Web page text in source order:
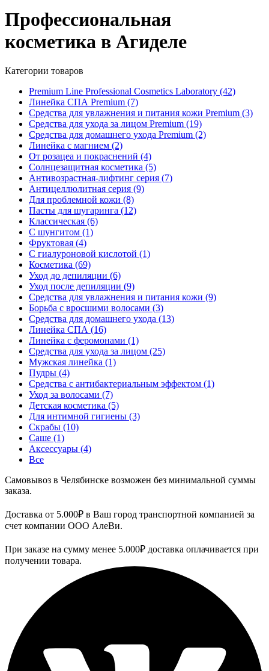
Профессиональная
косметика в Агиделе
Категории товаров
Premium Line Professional Cosmetics Laboratory (42)
Линейка СПА Premium (7)
Средства для увлажнения и питания кожи Premium (3)
Средства для ухода за лицом Premium (19)
Средства для домашнего ухода Premium (2)
Линейка с магнием (2)
От розацеа и покраснений (4)
Солнцезащитная косметика (5)
Антивозрастная-лифтинг серия (7)
Антицеллюлитная серия (9)
Для проблемной кожи (8)
Пасты для шугаринга (12)
Классическая (6)
С шунгитом (1)
Фруктовая (4)
C гиалуроновой кислотой (1)
Косметика (69)
Уход до депиляции (6)
Уход после депиляции (9)
Средства для увлажнения и питания кожи (9)
Борьба с вросшими волосами (3)
Средства для домашнего ухода (13)
Линейка СПА (16)
Линейка с феромонами (1)
Средства для ухода за лицом (25)
Мужская линейка (1)
Пудры (4)
Средства с антибактериальным эффектом (1)
Уход за волосами (7)
Детская косметика (5)
Для интимной гигиены (3)
Скрабы (10)
Саше (1)
Аксессуары (4)
Все
Самовывоз в Челябинске возможен без минимальной суммы
заказа.
Доставка от 5.000₽ в Ваш город транспортной компанией за
счет компании ООО АлеВи.
При заказе на сумму менее 5.000₽ доставка оплачивается при
получении товара.